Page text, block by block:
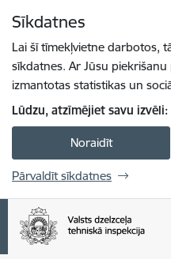
Sīkdatnes
Lai šī tīmekļvietne darbotos,
sīkdatnes. Ar Jūsu
izmantotas statistikas un
Lūdzu, atzīmējiet savu izvēli:
Noraidīt
Pārvaldīt sīkdatnes